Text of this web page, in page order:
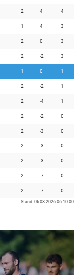
2 4 4
1 4 3
2 0 3
2 -2 3
1 0 1
2 -2 1
2 -4 1
2 -2 0
2 -3 0
2 -3 0
2 -3 0
2 -7 0
2 -7 0
Stand: 06.08.2026 06:10:00